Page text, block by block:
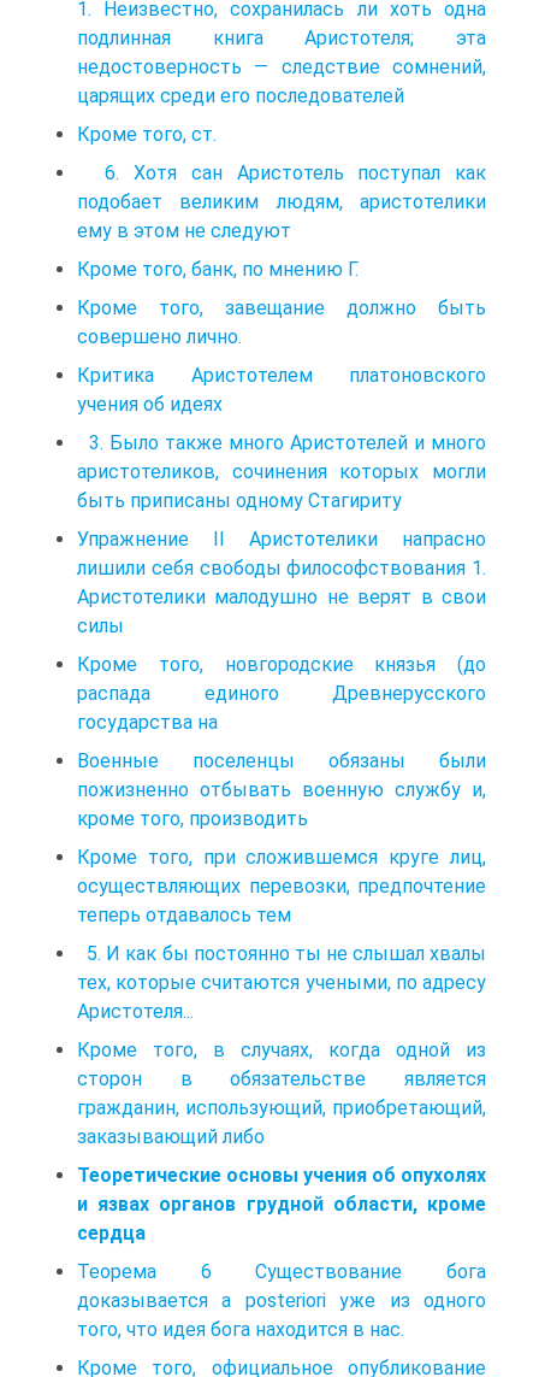
1. Неизвестно, сохранилась ли хоть одна
подлинная книга Аристотеля; эта
недостоверность — следствие сомнений,
царящих среди его последователей
Кроме того, ст.
6. Хотя сан Аристотель поступал как
подобает великим людям, аристотелики
ему в этом не следуют
Кроме того, банк, по мнению Г.
Кроме того, завещание должно быть
совершено лично.
Критика Аристотелем платоновского
учения oб идеях
3. Было также много Аристотелей и много
аристотеликов, сочинения которых могли
быть приписаны одному Стагириту
Упражнение II Аристотелики напрасно
лишили себя свободы философствования 1.
Аристотелики малодушно не верят в свои
силы
Кроме того, новгородские князья (до
распада единого Древнерусского
государства на
Военные поселенцы обязаны были
пожизненно отбывать военную службу и,
кроме того, производить
Кроме того, при сложившемся круге лиц,
осуществляющих перевозки, предпочтение
теперь отдавалось тем
5. И как бы постоянно ты не слышал хвалы
тех, которые считаются учеными, по адресу
Аристотеля...
Кроме того, в случаях, когда одной из
сторон в обязательстве является
гражданин, использующий, приобретающий,
заказывающий либо
Теоретические основы учения об опухолях
и язвах органов грудной области, кроме
сердца
Теорема 6 Существование бога
доказывается а posteriori уже из одного
того, что идея бога находится в нас.
Кроме того, официальное опубликование